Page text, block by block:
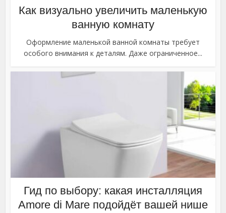
Как визуально увеличить маленькую
ванную комнату
Оформление маленькой ванной комнаты требует
особого внимания к деталям. Даже ограниченное...
Гид по выбору: какая инсталляция
Amore di Mare подойдёт вашей нише